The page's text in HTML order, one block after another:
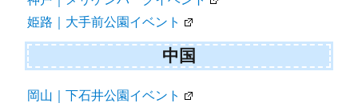
姫路｜大手前公園イベント
中国
岡山｜下石井公園イベント